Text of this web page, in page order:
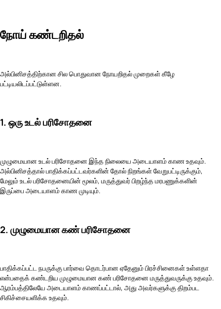
நோய் கண்டறிதல்
அல்பினிசத்திற்கான சில பொதுவான நோயறிதல் முறைகள் கீழே
பட்டியலிடப்பட்டுள்ளன.
1. ஒரு உடல் பரிசோதனை
முழுமையான உடல் பரிசோதனை இந்த நிலையை அடையாளம் காண உதவும்.
அல்பினிசத்தால் பாதிக்கப்பட்டவர்களின் தோல் நிறங்கள் வேறுபட்டிருக்கும்,
மேலும் உடல் பரிசோதனையின் மூலம், மருத்துவர் பிறழ்ந்த மரபணுக்களின்
இருப்பை அடையாளம் காண முடியும்.
2. முழுமையான கண் பரிசோதனை
பாதிக்கப்பட்ட நபருக்கு பார்வை தொடர்பான ஏதேனும் பிரச்சினைகள் உள்ளதா
என்பதைக் கண்டறிய முழுமையான கண் பரிசோதனை மருத்துவருக்கு உதவும்.
ஆரம்பத்திலேயே அடையாளம் காணப்பட்டால், அது அவர்களுக்கு திறம்பட
சிகிச்சையளிக்க உதவும்.